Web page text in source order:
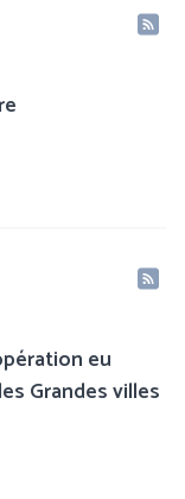
eu
Grandes villes